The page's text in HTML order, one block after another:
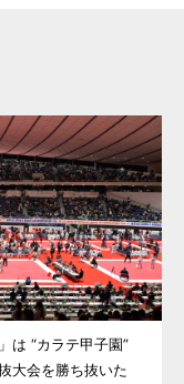
は “カラテ甲子園”
大会を勝ち抜いた